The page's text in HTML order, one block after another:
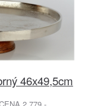
46x49,5cm